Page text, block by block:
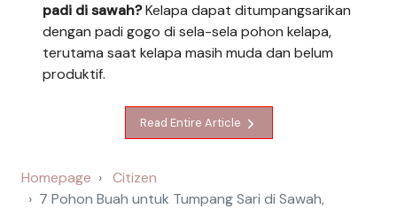
padi di sawah?Kelapa dapat ditumpangsarikan
dengan padi gogo di sela-sela pohon kelapa,
terutama saat kelapa masih muda dan belum
produktif.
Read Entire Article
Homepage
Citizen
7 Pohon Buah untuk Tumpang Sari di Sawah,